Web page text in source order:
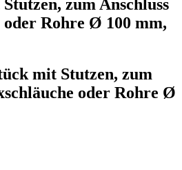
zum Anschluss
oder Rohre Ø 100 mm,
mit Stutzen, zum
oder Rohre Ø